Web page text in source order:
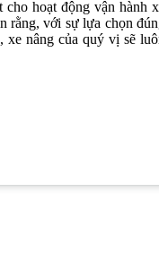
hoạt động vận hành
rằng, với sự lựa chọn
xe nâng của quý vị sẽ